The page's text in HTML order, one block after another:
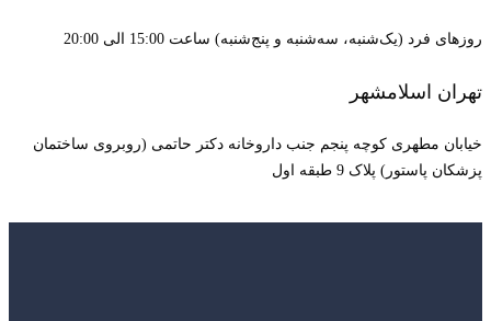
روزهای فرد (یک‌شنبه، سه‌شنبه و پنج‌شنبه) ساعت 15:00 الی 20:00
تهران اسلامشهر
خیابان مطهری کوچه پنجم جنب داروخانه دکتر حاتمی (روبروی ساختمان
پزشکان پاستور) پلاک 9 طبقه اول